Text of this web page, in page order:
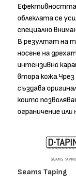
Ефективността
облеклата се
специално
В резултат на
носене на
интензивно
втора
създава
които
ограничение или
Seams Taping